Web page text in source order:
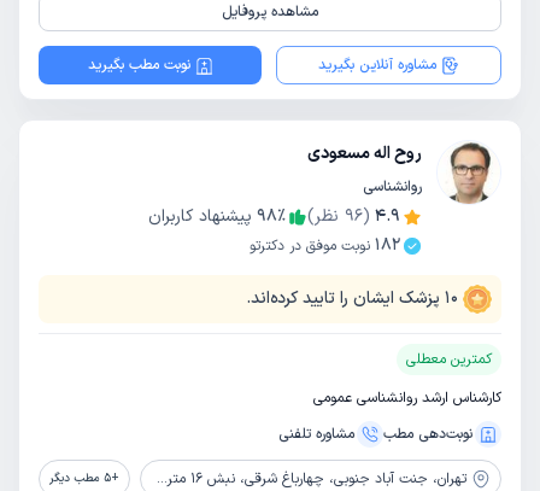
مشاهده پروفایل
مشاوره آنلاین بگیرید نوبت مطب بگیرید
روح اله مسعودی
روانشناسی
4.9
(
96 نظر) 98٪
پیشنهاد کاربران
182 نوبت موفق در دکترتو
10 پزشک ایشان را تایید کرده‌اند.
کمترین معطلی
کارشناس ارشد روانشناسی عمومی
نوبت‌دهی مطب
مشاوره‌ تلفنی
تهران، جنت آباد جنوبی، چهارباغ شرقی، نبش 16 متری اول جنوبی، پلاک 32، طبقه اول، زنگ دوم ( جنب کبابی تنور)، مرکز مشاوره‌ آرتینه +
5 مطب دیگر